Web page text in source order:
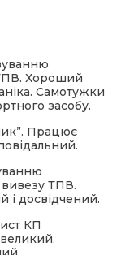
Хороший
Самотужки
засобу.
Працює
ТПВ.
і досвідчений.
КП